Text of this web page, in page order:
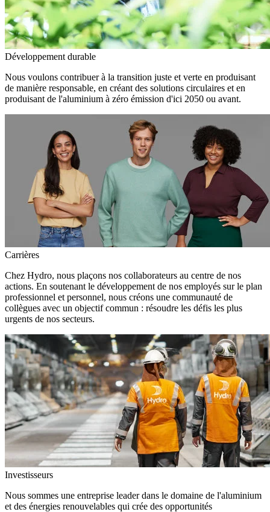
Développement durable
Nous voulons contribuer à la transition juste et verte en produisant
de manière responsable, en créant des solutions circulaires et en
produisant de l'aluminium à zéro émission d'ici 2050 ou avant.
Carrières
Chez Hydro, nous plaçons nos collaborateurs au centre de nos
actions. En soutenant le développement de nos employés sur le plan
professionnel et personnel, nous créons une communauté de
collègues avec un objectif commun : résoudre les défis les plus
urgents de nos secteurs.
Investisseurs
Nous sommes une entreprise leader dans le domaine de l'aluminium
et des énergies renouvelables qui crée des opportunités